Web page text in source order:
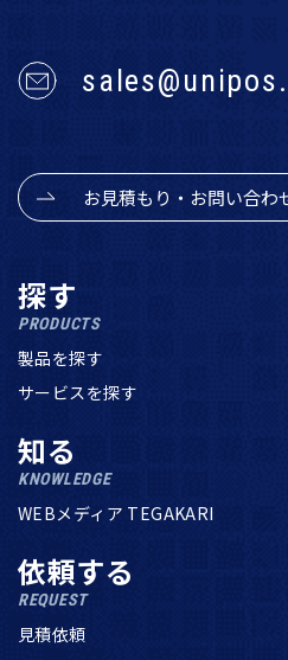
お見積もり・お問い合わ
探す
PRODUCTS
製品を探す
サービスを探す
知る
KNOWLEDGE
WEBメディア TEGAKARI
依頼する
REQUEST
見積依頼